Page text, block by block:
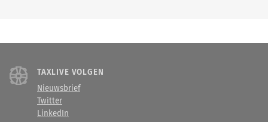
TAXLIVE VOLGEN
Nieuwsbrief
Twitter
LinkedIn